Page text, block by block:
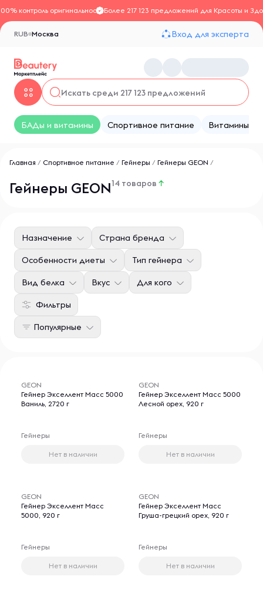
контроль оригинальностиБолее 217 123 предложений для Красоты и
Москва
RUB Вход для эксперта
БАДы и витамины Спортивное питание Витамины
Главная / Спортивное питание / Гейнеры / Гейнеры GEON /
Гейнеры GEON14 товаров ↑
Фильтры
Назначение Страна бренда
Особенности диеты Тип гейнера
Вид белка Вкус Для кого
Популярные
GEON
Гейнер Экселлент Масс 5000
Ваниль, 2720 г
Гейнеры
Нет в наличии
GEON
Гейнер Экселлент Масс 5000
Лесной орех, 920 г
Гейнеры
Нет в наличии
GEON
Гейнер Экселлент Масс
5000, 920 г
Гейнеры
Нет в наличии
GEON
Гейнер Экселлент Масс
Груша-грецкий орех, 920 г
Гейнеры
Нет в наличии